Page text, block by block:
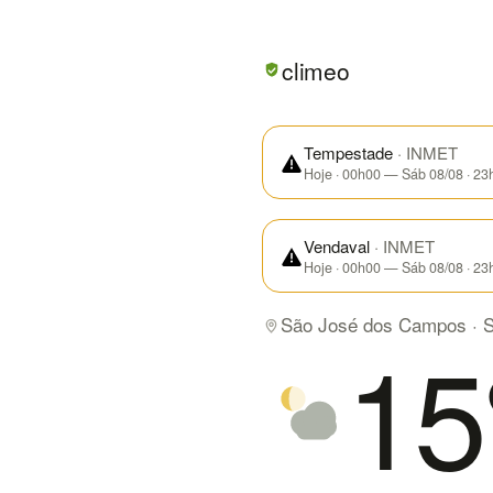
Em São José dos Campos/
climeo
Tempestade · INMET
Hoje · 00h00 — Sáb 08/08 ·
Vendaval · INMET
Hoje · 00h00 — Sáb 08/08 ·
São José dos Campos ·
15